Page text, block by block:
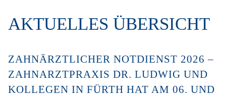
AKTUELLES ÜBERSICHT
ZAHNÄRZTLICHER NOTDIENST 2026 –
ZAHNARZTPRAXIS DR. LUDWIG UND
KOLLEGEN IN FÜRTH HAT AM 06. UND